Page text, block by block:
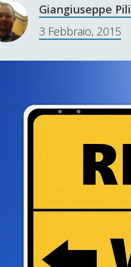
Giangiuseppe Pili
3 Febbraio, 2015